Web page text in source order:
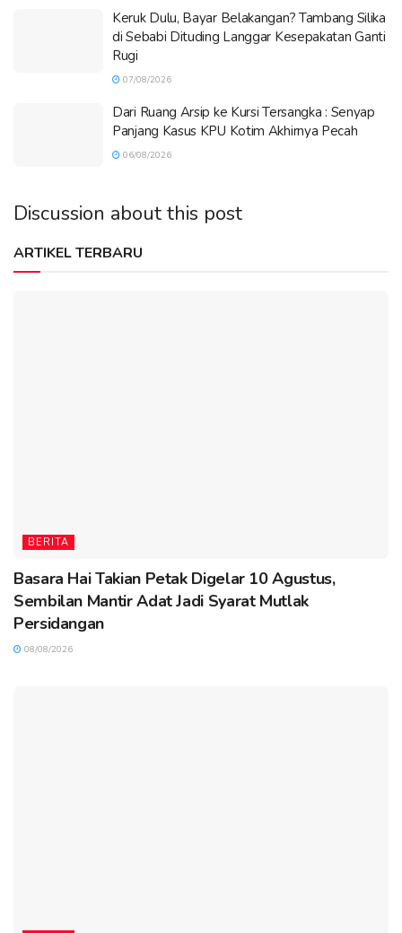
Keruk Dulu, Bayar Belakangan? Tambang Silika
di Sebabi Dituding Langgar Kesepakatan Ganti
Rugi
07/08/2026
Dari Ruang Arsip ke Kursi Tersangka : Senyap
Panjang Kasus KPU Kotim Akhirnya Pecah
06/08/2026
Discussion about this post
ARTIKEL TERBARU
BERITA
Basara Hai Takian Petak Digelar 10 Agustus,
Sembilan Mantir Adat Jadi Syarat Mutlak
Persidangan
08/08/2026